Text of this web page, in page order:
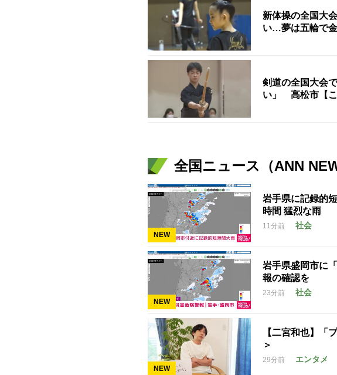
新体操の全国大
い…夢は五輪で金
剣道の全国大会
い」 高松市【こ
全国ニュース（ANN
NEW
岩手県に記録的
時間 猛烈な雨
11分前 社会
NEW
岩手県盛岡市に
報の確認を
23分前 社会
NEW
【二宮和也】「
＞
29分前 エンタメ